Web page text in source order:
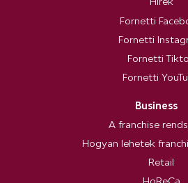
Fornetti
Fornetti
Fornetti
Fornetti
Business
A franchise
Hogyan lehetek
Retail